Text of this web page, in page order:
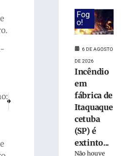
Café de Ideias do Núcleo das
Samae de Brusque abre processo seletivo
intensa
ventos
Fog
o!
6 DE AGOSTO
DE 2026
Incêndio
em
fábrica de
Itaquaque
cetuba
(SP) é
extinto...
Não houve